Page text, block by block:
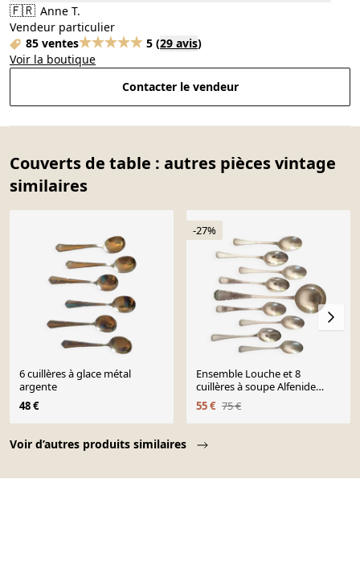
🇫🇷 Anne T.
Vendeur particulier
85 ventes
5 (29 avis)
Voir la boutique
Contacter le vendeur
Couverts de table : autres pièces vintage
similaires
Voir d’autres produits similaires
6 cuillères à glace métal
argente
48 €
-27%
Ensemble Louche et 8
cuillères à soupe Alfenide
Christofle
55 € 75 €